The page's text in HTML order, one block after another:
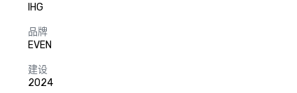
IHG
品牌
EVEN
建设
2024